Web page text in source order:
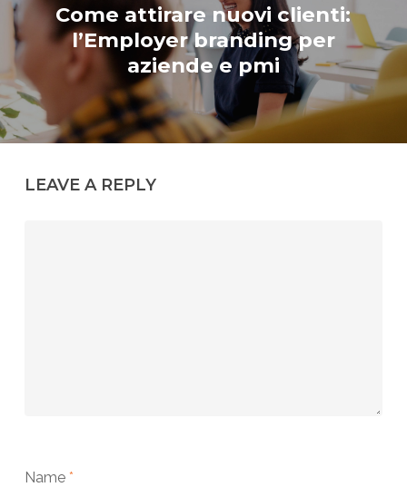
Come attirare nuovi clienti:
l’Employer branding per
aziende e pmi
LEAVE A REPLY
Name *